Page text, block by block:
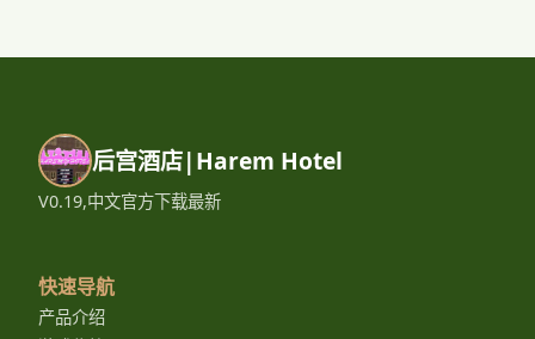
后宫酒店|Harem Hotel
V0.19,中文官方下载最新
快速导航
产品介绍